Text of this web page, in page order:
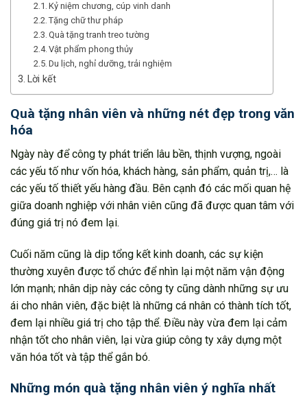
Kỷ niệm chương, cúp vinh danh
Tặng chữ thư pháp
Quà tặng tranh treo tường
Vật phẩm phong thủy
Du lịch, nghỉ dưỡng, trải nghiệm
Lời kết
Quà tặng nhân viên và những nét đẹp trong văn
hóa
Ngày này để công ty phát triển lâu bền, thịnh vượng, ngoài
các yếu tố như vốn hóa, khách hàng, sản phẩm, quản trị,… là
các yếu tố thiết yếu hàng đầu. Bên cạnh đó các mối quan hệ
giữa doanh nghiệp với nhân viên cũng đã được quan tâm với
đúng giá trị nó đem lại.
Cuối năm cũng là dịp tổng kết kinh doanh, các sự kiện
thường xuyên được tổ chức để nhìn lại một năm vận động
lớn mạnh; nhân dịp này các công ty cũng dành những sự ưu
ái cho nhân viên, đặc biệt là những cá nhân có thành tích tốt,
đem lại nhiều giá trị cho tập thể. Điều này vừa đem lại cảm
nhận tốt cho nhân viên, lại vừa giúp công ty xây dựng một
văn hóa tốt và tập thể gắn bó.
Những món quà tặng nhân viên ý nghĩa nhất